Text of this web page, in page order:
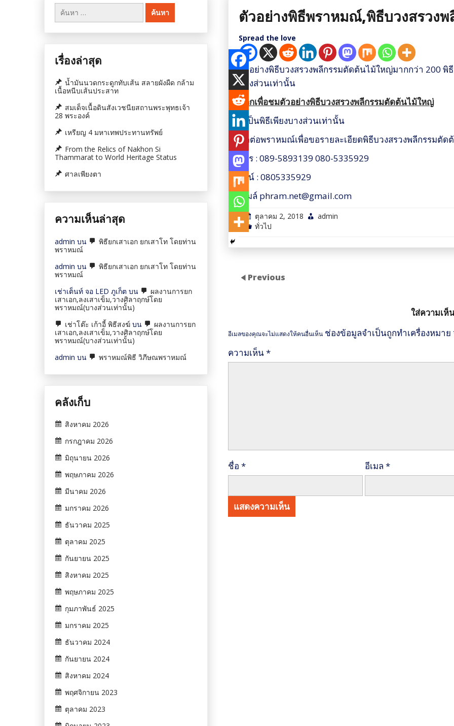
ตัวอย่างพิธีพราหมณ์,พิธีบวงสรวง
Spread the love
ตัวอย่างพิธีบวงสรวงพลีกรรมตัดต้นไม้ใหญ่มากกว่า 200 พิ
บางส่วนเท่านั้น
คลิกเพื่อชมตัวอย่างพิธีบวงสรวงพลีกรรมตัดต้นไม้ใหญ่
นี้เป็นพิธีเพียงบางส่วนเท่านั้น
ติดต่อพราหมณ์เพื่อขอรายละเอียดพิธีบวงสรวงพลีกรรมตัด
โทร : 089-5893139 080-5335929
ไลน์ : 0805335929
อีเมล์ phram.net@gmail.com
ตุลาคม 2, 2018
admin
ทั่วไป
Previous
ใส่ความเห็น
อีเมลของคุณจะไม่แสดงให้คนอื่นเห็น ช่องข้อมูลจำเป็นถูกทำเครื่องหมาย
ความเห็น*
ชื่อ * อีเมล *
ค้นหา
สำหรับ:
เรื่องล่าสุด
น้ำมันนวดกระดูกทับเส้น สลายผังผืด กล้าม
เนื้อหนีบเส้นประสาท
สมเด็จเนื้อดินสังเวชนียสถานพระพุทธเจ้า
28 พระองค์
เหรียญ 4 มหาเทพประทานทรัพย์
From the Relics of Nakhon Si
Thammarat to World Heritage Status
ศาลเพียงตา
ความเห็นล่าสุด
admin บน
พิธียกเสาเอก ยกเสาโท โดยท่าน
พราหมณ์
admin บน
พิธียกเสาเอก ยกเสาโท โดยท่าน
พราหมณ์
เช่าเต็นท์ จอ LED ภูเก็ต บน
ผลงานการยก
เสาเอก,ลงเสาเข็ม,วางศิลาฤกษ์โดย
พราหมณ์(บางส่วนเท่านั้น)
เช่าโต๊ะ เก้าอี้ พิธีสงฆ์ บน
ผลงานการยก
เสาเอก,ลงเสาเข็ม,วางศิลาฤกษ์โดย
พราหมณ์(บางส่วนเท่านั้น)
admin บน พราหมณ์พิธี วิภีษณพราหมณ์
คลังเก็บ
สิงหาคม 2026
กรกฎาคม 2026
มิถุนายน 2026
พฤษภาคม 2026
มีนาคม 2026
มกราคม 2026
ธันวาคม 2025
ตุลาคม 2025
กันยายน 2025
สิงหาคม 2025
พฤษภาคม 2025
กุมภาพันธ์ 2025
มกราคม 2025
ธันวาคม 2024
กันยายน 2024
สิงหาคม 2024
พฤศจิกายน 2023
ตุลาคม 2023